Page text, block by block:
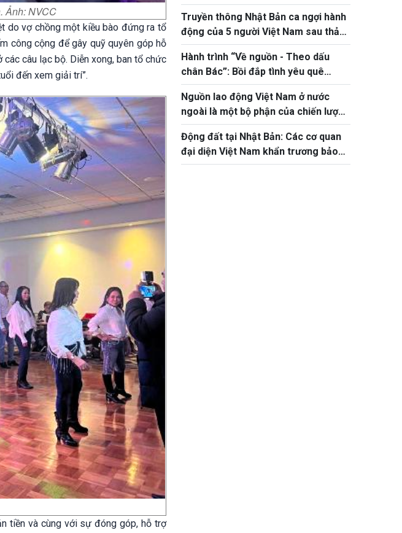
Ảnh: NVCC
do vợ chồng một kiều bào đứng ra tổ
công cộng để gây quỹ quyên góp hỗ
các câu lạc bộ. Diễn xong, ban tổ chức
đến xem giải trí”.
tiền và cùng với sự đóng góp, hỗ trợ
khai bảo hộ công dân
Truyền thông Nhật Bản ca ngợi hành
động của 5 người Việt Nam sau thảm
họa động đất tại Kumamoto
Hành trình “Về nguồn - Theo dấu
chân Bác”: Bồi đắp tình yêu quê
hương cho thanh thiếu niên kiều bào
Nguồn lao động Việt Nam ở nước
ngoài là một bộ phận của chiến lược
phát triển nguồn nhân lực quốc gia
Động đất tại Nhật Bản: Các cơ quan
đại diện Việt Nam khẩn trương bảo
hộ công dân